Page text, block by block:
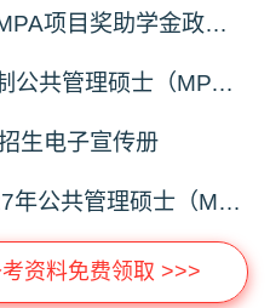
2027年上海理工大学MPA项目奖助学金政策发布
同济大学2027非全日制公共管理硕士（MPA）奖学金方案
生电子宣传册
中国科学技术大学2027年公共管理硕士（MPA）专业学位研究生招生通知
资料免费领取 >>>